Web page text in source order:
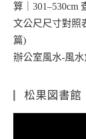
算｜301–530cm
文公尺尺寸對照
篇)
辦公室風水-風
松果図書館